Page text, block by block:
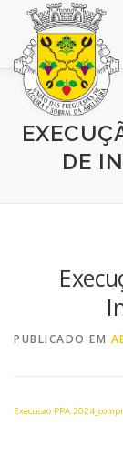
Saltar
conteúdo
INÍCIO
BALCÃO
DE
PUBLICADO EM
Execucao PPA